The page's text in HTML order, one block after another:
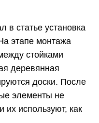
в статье установка
этапе монтажа
стойками
деревянная
доски. После
элементы не
их используют, как